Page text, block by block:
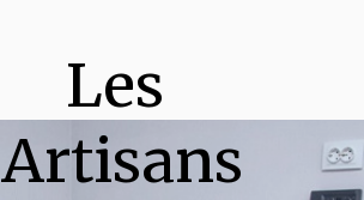
Les
Artisans